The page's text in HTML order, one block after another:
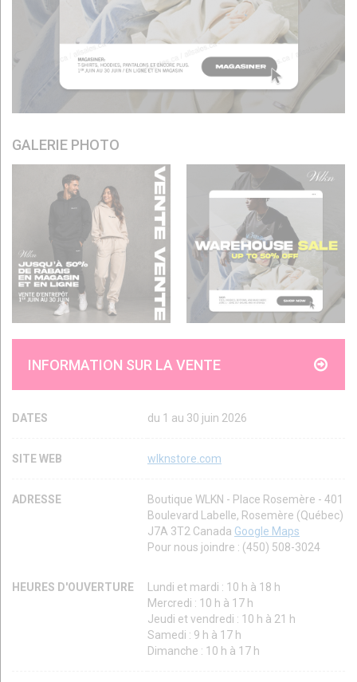
GALERIE PHOTO
INFORMATION SUR LA VENTE
DATES du 1 au 30 juin 2026
SITE WEB wlknstore.com
ADRESSE
Boutique WLKN - Place Rosemère - 401
Boulevard Labelle, Rosemère (Québec)
J7A 3T2 Canada Google Maps
Pour nous joindre : (450) 508-3024
HEURES D'OUVERTURE
Lundi et mardi : 10 h à 18 h
Mercredi : 10 h à 17 h
Jeudi et vendredi : 10 h à 21 h
Samedi : 9 h à 17 h
Dimanche : 10 h à 17 h